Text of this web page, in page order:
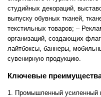
студийных декораций,
выпуску обувных тканей,
текстильных товаров; –
организаций, создающих
лайтбоксы, баннеры,
сувенирную продукцию.
Ключевые
1. Промышленный усиленный